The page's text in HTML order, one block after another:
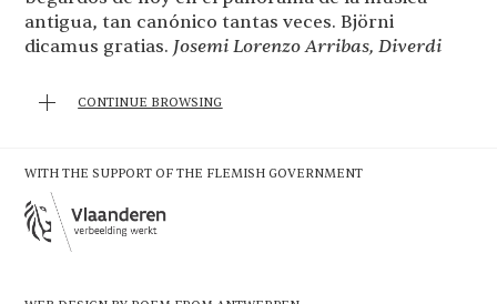
antigua, tan canónico tantas veces. Björni
dicamus gratias. Josemi Lorenzo Arribas, Diverdi
CONTINUE BROWSING
WITH THE SUPPORT OF THE FLEMISH GOVERNMENT